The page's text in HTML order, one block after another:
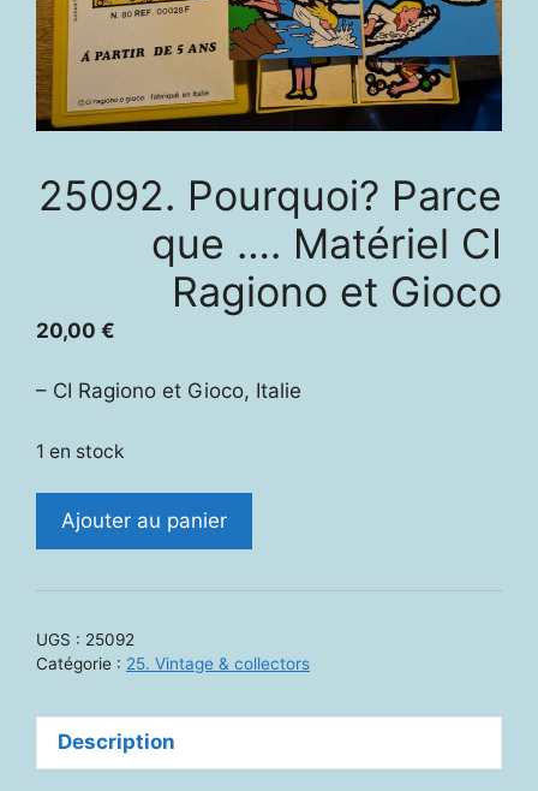
25092. Pourquoi? Parce
que …. Matériel CI
Ragiono et Gioco
20,00 €
– CI Ragiono et Gioco, Italie
1 en stock
quantité
que
Matériel
Ragiono
Ajouter au panier
UGS : 25092
Catégorie : 25. Vintage & collectors
Description